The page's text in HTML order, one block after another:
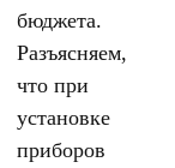
бюджета.
Разъясняем,
что при
установке
приборов